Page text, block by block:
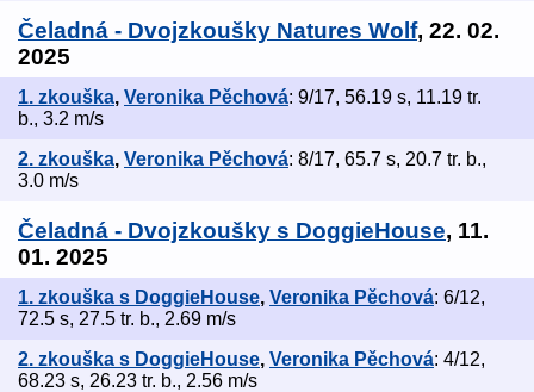
Čeladná - Dvojzkoušky Natures Wolf, 22. 02.
2025
1. zkouška, Veronika Pěchová: 9/17, 56.19 s, 11.19 tr.
b., 3.2 m/s
2. zkouška, Veronika Pěchová: 8/17, 65.7 s, 20.7 tr. b.,
3.0 m/s
Čeladná - Dvojzkoušky s DoggieHouse, 11.
01. 2025
1. zkouška s DoggieHouse, Veronika Pěchová: 6/12,
72.5 s, 27.5 tr. b., 2.69 m/s
2. zkouška s DoggieHouse, Veronika Pěchová: 4/12,
68.23 s, 26.23 tr. b., 2.56 m/s